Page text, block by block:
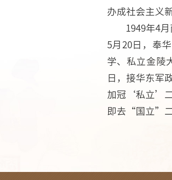
办成社会主义
1949年4
5月20日，奉
学、私立金陵
日，接华东军
加冠‘私立’二
即去“国立”